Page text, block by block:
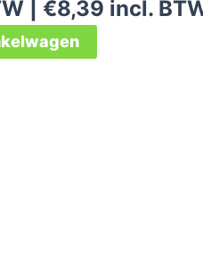
| €8,39 incl.